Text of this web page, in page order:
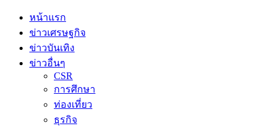
Skip
content
หน้าแรก
ข่าวเศรษฐกิจ
ข่าวบันเทิง
ข่าวอื่นๆ
CSR
การศึกษา
ท่องเที่ยว
ธุรกิจ